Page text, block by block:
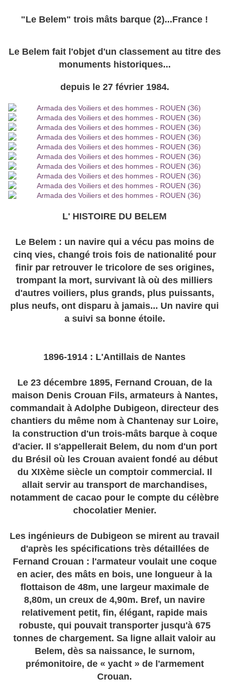
"Le Belem" trois mâts barque (2)...France !
Le Belem fait l'objet d'un classement au titre des
monuments historiques...
depuis le 27 février 1984.
L' HISTOIRE DU BELEM
Le Belem : un navire qui a vécu pas moins de
cinq vies, changé trois fois de nationalité pour
finir par retrouver le tricolore de ses origines,
trompant la mort, survivant là où des milliers
d'autres voiliers, plus grands, plus puissants,
plus neufs, ont disparu à jamais... Un navire qui
a suivi sa bonne étoile.
1896-1914 : L'Antillais de Nantes
Le 23 décembre 1895, Fernand Crouan, de la
maison Denis Crouan Fils, armateurs à Nantes,
commandait à Adolphe Dubigeon, directeur des
chantiers du même nom à Chantenay sur Loire,
la construction d'un trois-mâts barque à coque
d'acier. Il s'appellerait Belem, du nom d'un port
du Brésil où les Crouan avaient fondé au début
du XIXème siècle un comptoir commercial. Il
allait servir au transport de marchandises,
notamment de cacao pour le compte du célèbre
chocolatier Menier.
Les ingénieurs de Dubigeon se mirent au travail
d'après les spécifications très détaillées de
Fernand Crouan : l'armateur voulait une coque
en acier, des mâts en bois, une longueur à la
flottaison de 48m, une largeur maximale de
8,80m, un creux de 4,90m. Bref, un navire
relativement petit, fin, élégant, rapide mais
robuste, qui pouvait transporter jusqu'à 675
tonnes de chargement. Sa ligne allait valoir au
Belem, dès sa naissance, le surnom,
prémonitoire, de « yacht » de l'armement
Crouan.